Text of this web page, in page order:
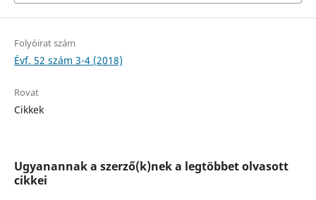
Folyóirat szám
Évf. 52 szám 3-4 (2018)
Rovat
Cikkek
Ugyanannak a szerző(k)nek a legtöbbet olvasott
cikkei